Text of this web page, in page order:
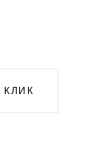
КЛИК